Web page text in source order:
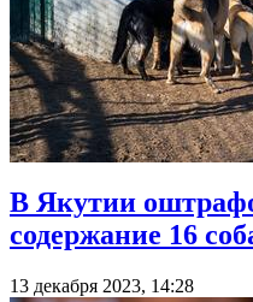
В Якутии
содержание 16
13 декабря 2023, 14:28